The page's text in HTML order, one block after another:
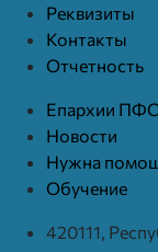
Реквизиты
Контакты
Отчетность
Епархии
Новости
Нужна
Обучение
420111,